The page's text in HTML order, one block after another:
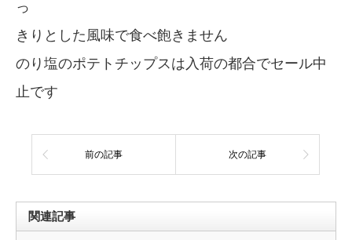
っ
きりとした風味で食べ飽きません
のり塩のポテトチップスは入荷の都合でセール中
止です
前の記事 次の記事
関連記事